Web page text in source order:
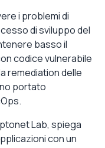
i problemi di
di sviluppo del
basso il
codice vulnerabile
remediation delle
portato
Lab, spiega
con un